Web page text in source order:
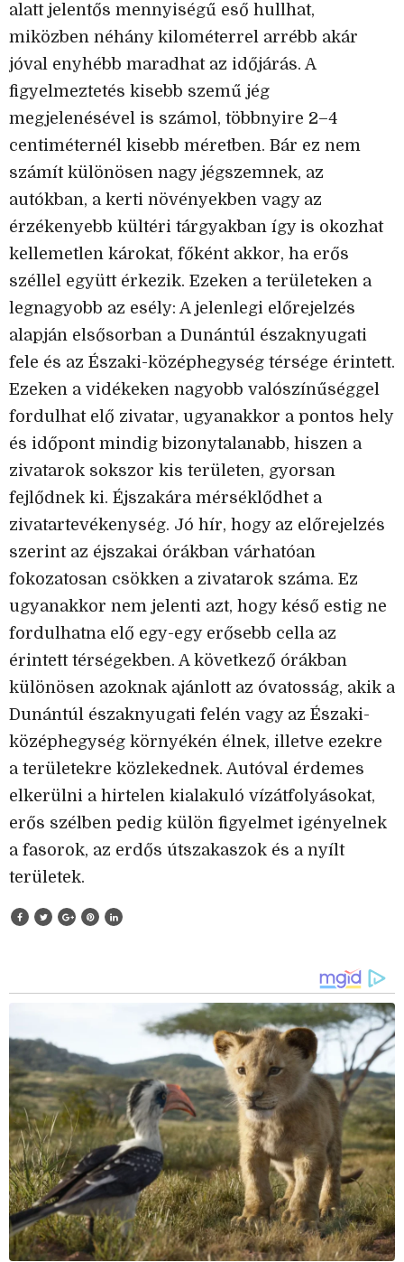
alatt jelentős mennyiségű eső hullhat,
miközben néhány kilométerrel arrébb akár
jóval enyhébb maradhat az időjárás. A
figyelmeztetés kisebb szemű jég
megjelenésével is számol, többnyire 2–4
centiméternél kisebb méretben. Bár ez nem
számít különösen nagy jégszemnek, az
autókban, a kerti növényekben vagy az
érzékenyebb kültéri tárgyakban így is okozhat
kellemetlen károkat, főként akkor, ha erős
széllel együtt érkezik. Ezeken a területeken a
legnagyobb az esély: A jelenlegi előrejelzés
alapján elsősorban a Dunántúl északnyugati
fele és az Északi-középhegység térsége érintett.
Ezeken a vidékeken nagyobb valószínűséggel
fordulhat elő zivatar, ugyanakkor a pontos hely
és időpont mindig bizonytalanabb, hiszen a
zivatarok sokszor kis területen, gyorsan
fejlődnek ki. Éjszakára mérséklődhet a
zivatartevékenység. Jó hír, hogy az előrejelzés
szerint az éjszakai órákban várhatóan
fokozatosan csökken a zivatarok száma. Ez
ugyanakkor nem jelenti azt, hogy késő estig ne
fordulhatna elő egy-egy erősebb cella az
érintett térségekben. A következő órákban
különösen azoknak ajánlott az óvatosság, akik a
Dunántúl északnyugati felén vagy az Északi-
középhegység környékén élnek, illetve ezekre
a területekre közlekednek. Autóval érdemes
elkerülni a hirtelen kialakuló vízátfolyásokat,
erős szélben pedig külön figyelmet igényelnek
a fasorok, az erdős útszakaszok és a nyílt
területek.